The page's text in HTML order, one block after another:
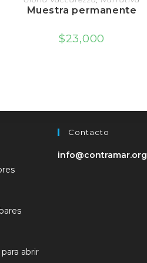
Muestra permanente
$23,000
abrir
Contacto
info@contramar.org